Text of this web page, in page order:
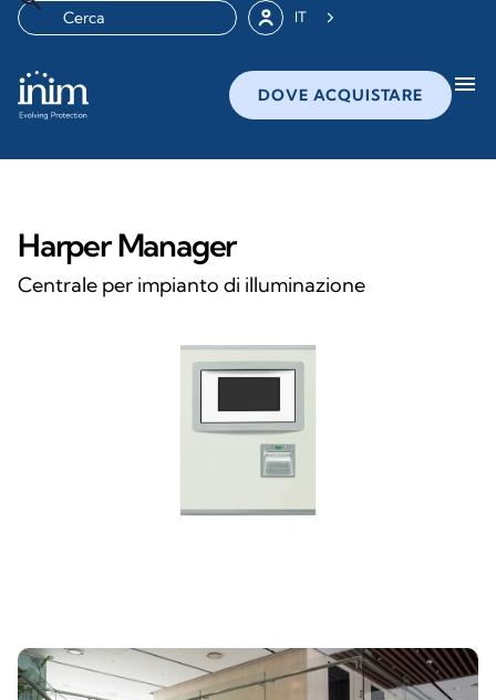
IT
DOVE ACQUISTARE menu
Harper Manager
Centrale per impianto di illuminazione